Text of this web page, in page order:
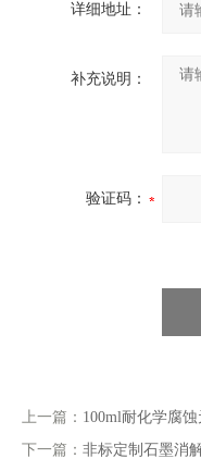
详细地址：
补充说明：
验证码：
上一篇： 100ml耐化学腐
下一篇： 非标定制石墨消